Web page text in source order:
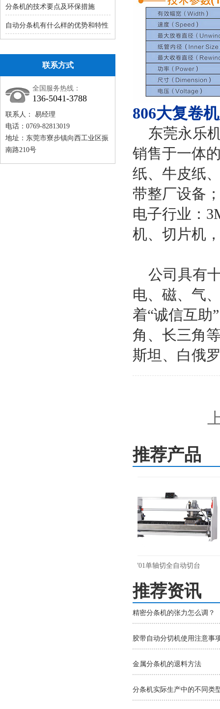
分条机的技术要点及环保措施
自动分条机有什么样的优势和特性
联系方式
全国服务热线：
136-5041-3788
联系人： 易经理
电话：0769-82813019
地址：东莞市寮步镇向西工业区振
南路210号
806大复卷
东莞永乐
销售于一体
纸、牛皮纸
带整厂设备
电子行业：
机、切片机
公司具有
电、磁、气
着“诚信互助
角、长三角
斯坦、白俄
推荐产品
YL-701单轴切全自动切台
推荐资讯
精密分条机的张力怎么调？
胶带自动分切机使用注意事
金属分条机的退料方法
分条机实际生产中的不同类